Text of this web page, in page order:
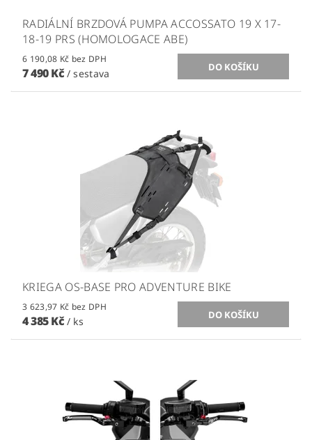
RADIÁLNÍ BRZDOVÁ PUMPA ACCOSSATO 19 X 17-
18-19 PRS (HOMOLOGACE ABE)
6 190,08 Kč bez DPH
7 490 Kč / sestava
KRIEGA OS-BASE PRO ADVENTURE BIKE
3 623,97 Kč bez DPH
4 385 Kč / ks